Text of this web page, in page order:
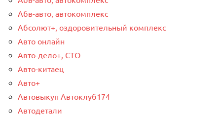
Абв-авто, автокомплекс
Абсолют+, оздоровительный комплекс
Авто онлайн
Авто-дело+, СТО
Авто-китаец
Авто+
Автовыкуп Автоклуб174
Автодетали